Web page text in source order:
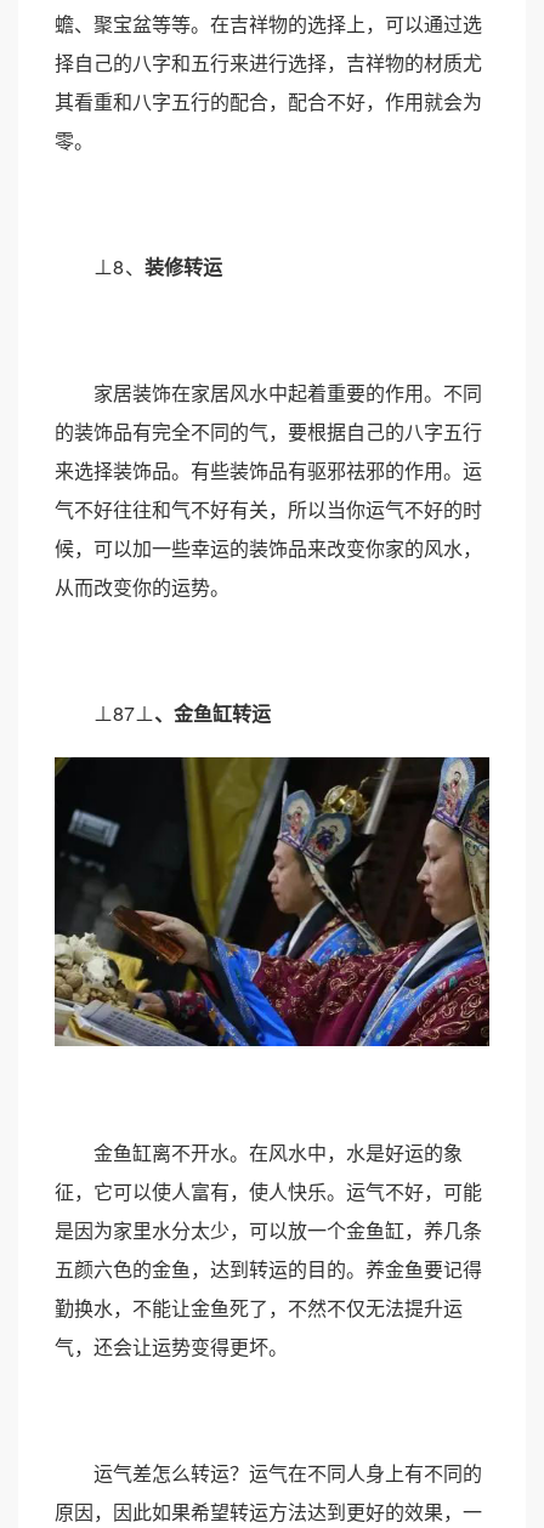
蟾、聚宝盆等等。在吉祥物的选择上，可以通过选
择自己的八字和五行来进行选择，吉祥物的材质尤
其看重和八字五行的配合，配合不好，作用就会为
零。
⊥8、 装修转运
家居装饰在家居风水中起着重要的作用。不同
的装饰品有完全不同的气，要根据自己的八字五行
来选择装饰品。有些装饰品有驱邪祛邪的作用。运
气不好往往和气不好有关，所以当你运气不好的时
候，可以加一些幸运的装饰品来改变你家的风水，
从而改变你的运势。
⊥87⊥、 金鱼缸转运
金鱼缸离不开水。在风水中，水是好运的象
征，它可以使人富有，使人快乐。运气不好，可能
是因为家里水分太少，可以放一个金鱼缸，养几条
五颜六色的金鱼，达到转运的目的。养金鱼要记得
勤换水，不能让金鱼死了，不然不仅无法提升运
气，还会让运势变得更坏。
运气差怎么转运？运气在不同人身上有不同的
原因，因此如果希望转运方法达到更好的效果，一